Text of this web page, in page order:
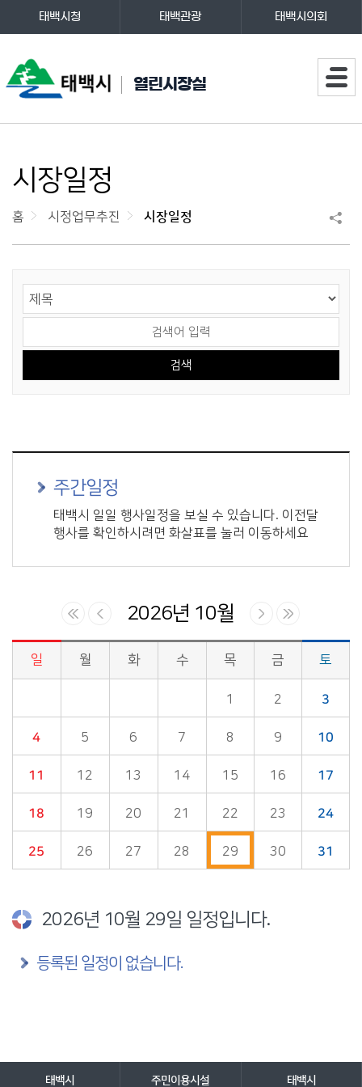
열린시장실
태백시청 태백관광 태백시의회
시장일정
홈 시정업무추진 시장일정
주간일정
태백시 일일 행사일정을 보실 수 있습니다. 이전달
행사를 확인하시려면 화살표를 눌러 이동하세요
2026년 10월
시정업무추진 > 시장일정 게시판의 (2026년 10월) 달력형태로 일정명, 일정내용을 제공합니다.
일 월 화 수 목 금 토
1 2 3
4 5 6 7 8 9 10
11 12 13 14 15 16 17
18 19 20 21 22 23 24
25 26 27 28 29 30 31
2026년 10월 29일 일정입니다.
등록된 일정이 없습니다.
바로가기 서비스
태백시 주민이용시설 태백시